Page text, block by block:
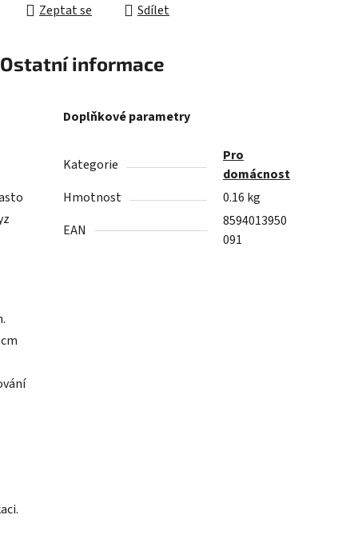
Zeptat se Sdílet
Ostatní informace
Doplňkové parametry
Kategorie
Pro
domácnost
Hmotnost
0.16 kg
EAN
8594013950
091